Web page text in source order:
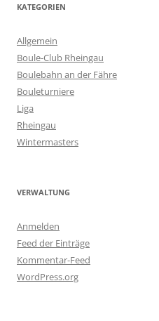
KATEGORIEN
Allgemein
Boule-Club Rheingau
Boulebahn an der Fähre
Bouleturniere
Liga
Rheingau
Wintermasters
VERWALTUNG
Anmelden
Feed der Einträge
Kommentar-Feed
WordPress.org